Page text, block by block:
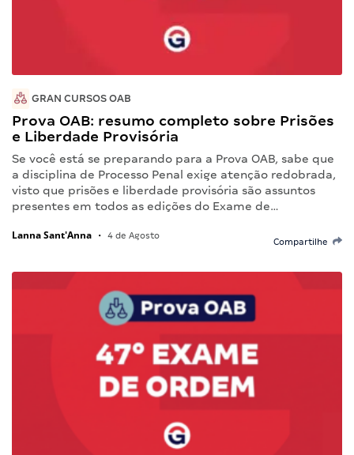
GRAN CURSOS OAB
Prova OAB: resumo completo sobre Prisões
e Liberdade Provisória
Se você está se preparando para a Prova OAB, sabe que
a disciplina de Processo Penal exige atenção redobrada,
visto que prisões e liberdade provisória são assuntos
presentes em todos as edições do Exame de…
Lanna Sant'Anna • 4 de Agosto
Compartilhe